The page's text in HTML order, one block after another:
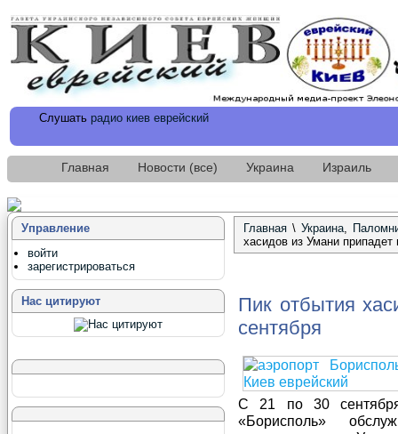
Слушать радио киев еврейский
Главная Новости (все) Украина Израиль
Главная \ Украина,
хасидов из Умани припадет
Пик отбытия
сентября
С 21 по 30
«Борисполь»
Управление
войти
зарегистрироваться
Нас цитируют